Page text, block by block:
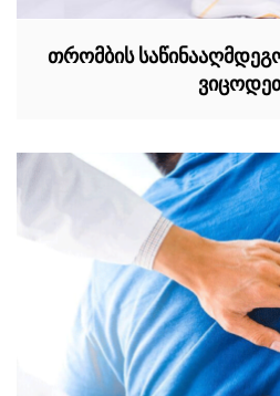
თრომბის